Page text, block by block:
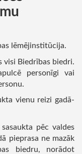
lēmējinstitūcija.
visi Biedrības biedri.
personīgi vai
vienu reizi gadā-
pēc valdes
pieprasa ne mazāk
biedru, norādot